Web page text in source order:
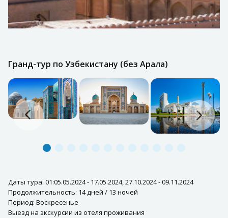
Гранд-тур по Узбекистану (без Арала)
Даты тура: 01:05.05.2024 - 17.05.2024, 27.10.2024 - 09.11.2024
Продолжительность: 14 дней / 13 ночей
Период: Воскресенье
Выезд на экскурсии из отеля проживания